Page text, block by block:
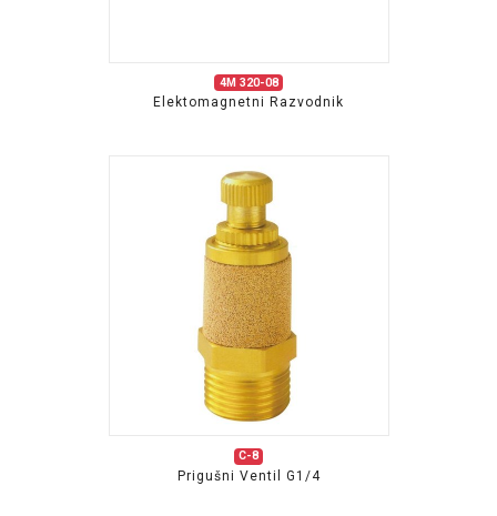
4M 320-08
Elektomagnetni Razvodnik
C-8
Prigušni Ventil G1/4